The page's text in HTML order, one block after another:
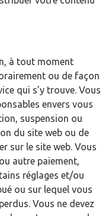
à tout moment
ou de façon
qui s’y trouve. Vous
envers vous
suspension ou
du site web ou de
sur le site web. Vous
autre paiement,
réglages et/ou
ou sur lequel vous
Vous ne devez